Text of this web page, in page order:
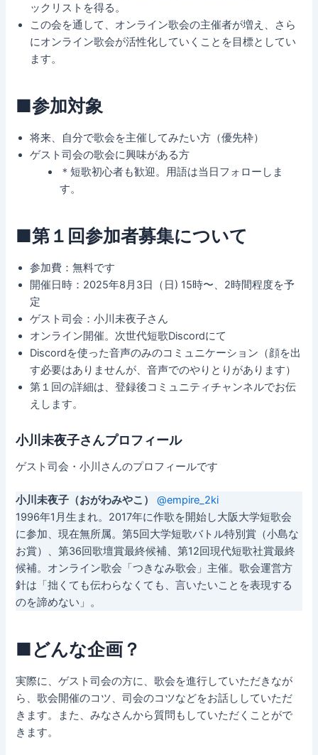
ックリストを得る。
この会を通して、オンライン歌会の主催者が増え、さら
にオンライン歌会が活性化していくことを目標としてい
ます。
■参加対象
将来、自分で歌会を主催してみたい方（優先枠）
ゲスト司会の歌会に興味がある方
＊短歌初心者も歓迎。用語は当日フォローしま
す。
■第１回参加者募集について
参加費：無料です
開催日時：2025年8月3日（日) 15時〜、2時間程度を予
定
ゲスト司会：小川未夜子さん
オンライン開催。次世代短歌Discordにて
Discordを使った音声のみのコミュニケーション（顔を出
す必要はありませんが、音声でのやりとりがあります）
第１回の詳細は、登録後コミュニティチャンネルでお伝
えします。
小川未夜子さんプロフィール
ゲスト司会・小川さんのプロフィールです
小川未夜子（おがわみやこ）
@empire_2ki
1996年1月生まれ。2017年に作歌を開始し大阪大学短歌会
に参加、現在無所属。第5回大学短歌バトル特別賞（小島な
お賞）、第36回歌壇賞最終候補、第12回現代短歌社賞最終
候補。オンライン歌会「つきなみ歌会」主催。歌会運営方
針は「拙くても伝わらなくても、言いたいことを表現する
のを諦めない」。
■どんな企画？
実際に、ゲスト司会の方に、歌会を進行していただきなが
ら、歌会開催のコツ、司会のコツなどをお話ししていただ
きます。また、みなさんから質問もしていただくことがで
きます。